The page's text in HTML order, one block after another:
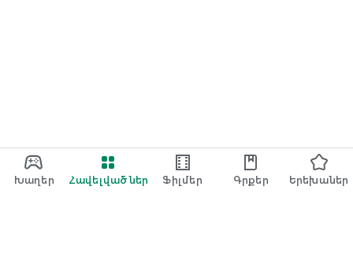
Խաղեր Հավելվածներ Ֆիլմեր Գրքեր Երեխաներ